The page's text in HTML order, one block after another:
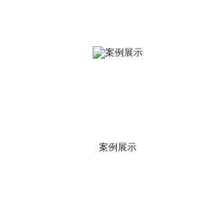
案例展示